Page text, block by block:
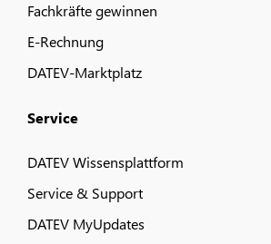
Fachkräfte gewinnen
E-Rechnung
DATEV-Marktplatz
Service
DATEV Wissensplattform
Service & Support
DATEV MyUpdates